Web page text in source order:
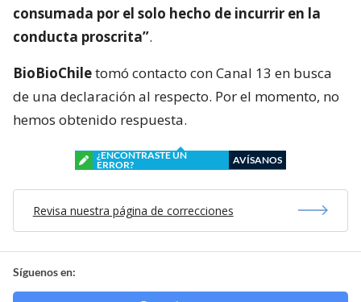
consumada por el solo hecho de incurrir en la
conducta proscrita”.
BioBioChiletomó contacto con Canal 13 en busca
de una declaración al respecto. Por el momento, no
hemos obtenido respuesta.
¿ENCONTRASTE UN
ERROR?
AVÍSANOS
Revisa nuestra página de correcciones
Síguenos en: